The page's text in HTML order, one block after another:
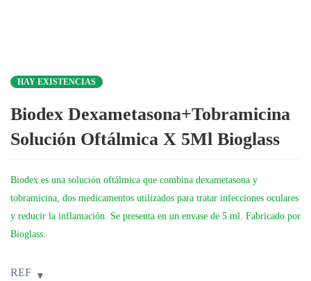
HAY EXISTENCIAS
Biodex Dexametasona+Tobramicina
Solución Oftálmica X 5Ml Bioglass
Biodex es una solución oftálmica que combina dexametasona y
tobramicina, dos medicamentos utilizados para tratar infecciones oculares
y reducir la inflamación. Se presenta en un envase de 5 ml. Fabricado por
Bioglass.
REF